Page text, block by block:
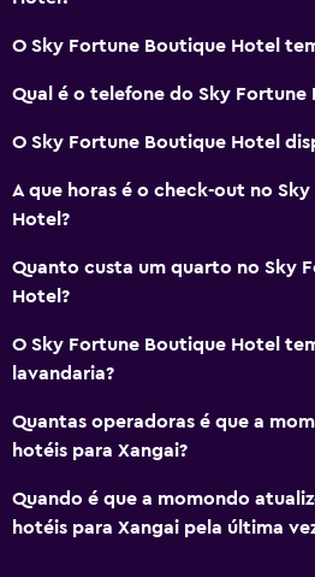
O Sky Fortune Boutique Hotel
Qual é o telefone do Sky Fortune
O Sky Fortune Boutique Hotel
A que horas é o check-out no
Hotel?
Quanto custa um quarto no Sky
Hotel?
O Sky Fortune Boutique Hotel
lavandaria?
Quantas operadoras é que a
hotéis para Xangai?
Quando é que a momondo
hotéis para Xangai pela última